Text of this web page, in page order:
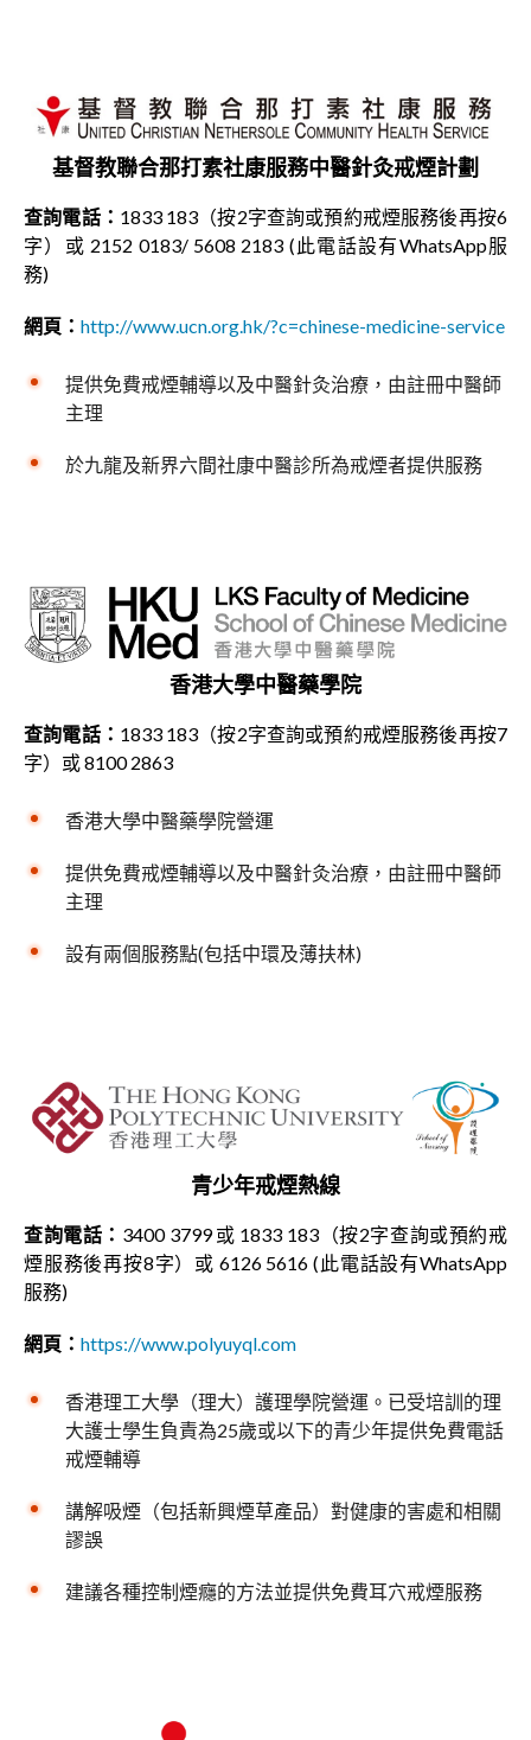
基督教聯合那打素社康服務中醫針灸戒煙計劃
查詢電話： 1833 183（按2字查詢或預約戒煙服務後再按6
字）或 2152 0183/ 5608 2183 (此電話設有WhatsApp服
務)
網頁： http://www.ucn.org.hk/?c=chinese-medicine-service
提供免費戒煙輔導以及中醫針灸治療，由註冊中醫師
主理
於九龍及新界六間社康中醫診所為戒煙者提供服務
香港大學中醫藥學院
查詢電話： 1833 183（按2字查詢或預約戒煙服務後再按7
字）或 8100 2863
香港大學中醫藥學院營運
提供免費戒煙輔導以及中醫針灸治療，由註冊中醫師
主理
設有兩個服務點(包括中環及薄扶林)
青少年戒煙熱線
查詢電話： 3400 3799 或 1833 183（按2字查詢或預約戒
煙服務後再按8字）或 6126 5616 (此電話設有WhatsApp
服務)
網頁： https://www.polyuyql.com
香港理工大學（理大）護理學院營運。已受培訓的理
大護士學生負責為25歲或以下的青少年提供免費電話
戒煙輔導
講解吸煙（包括新興煙草產品）對健康的害處和相關
謬誤
建議各種控制煙癮的方法並提供免費耳穴戒煙服務